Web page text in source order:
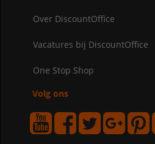
Over DiscountOffice
Vacatures bij DiscountOffice
One Stop Shop
Volg ons